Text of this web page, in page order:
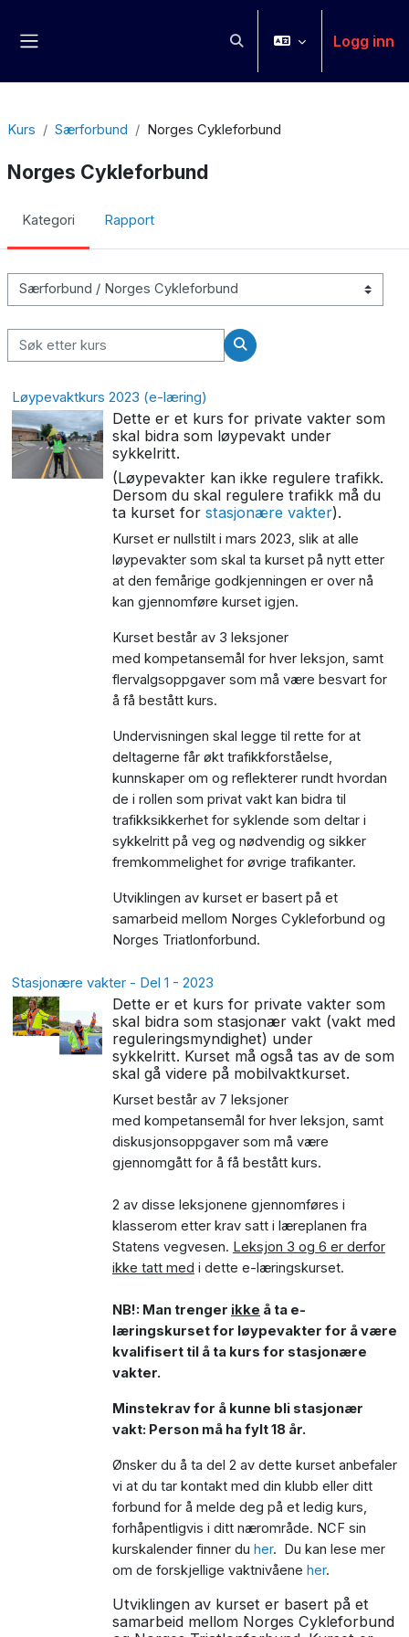
Veksle inndata for søkLogg inn
Kurs Særforbund Norges Cykleforbund
Norges Cykleforbund
Kategori Rapport
Kurskategorier
Søk etter kurs
Søk etter kurs
Løypevaktkurs 2023 (e-læring)
Dette er et kurs for private vakter som
skal bidra som løypevakt under
sykkelritt.
(Løypevakter kan ikke regulere trafikk.
Dersom du skal regulere trafikk må du
ta kurset for stasjonære vakter).
Kurset er nullstilt i mars 2023, slik at alle
løypevakter som skal ta kurset på nytt etter
at den femårige godkjenningen er over nå
kan gjennomføre kurset igjen.
Kurset består av 3 leksjoner
med kompetansemål for hver leksjon, samt
flervalgsoppgaver som må være besvart for
å få bestått kurs.
Undervisningen skal legge til rette for at
deltagerne får økt trafikkforståelse,
kunnskaper om og reflekterer rundt hvordan
de i rollen som privat vakt kan bidra til
trafikksikkerhet for syklende som deltar i
sykkelritt på veg og nødvendig og sikker
fremkommelighet for øvrige trafikanter.
Utviklingen av kurset er basert på et
samarbeid mellom Norges Cykleforbund og
Norges Triatlonforbund.
Stasjonære vakter - Del 1 - 2023
Dette er et kurs for private vakter som
skal bidra som stasjonær vakt (vakt med
reguleringsmyndighet) under
sykkelritt. Kurset må også tas av de som
skal gå videre på mobilvaktkurset.
Kurset består av 7 leksjoner
med kompetansemål for hver leksjon, samt
diskusjonsoppgaver som må være
gjennomgått for å få bestått kurs.
2 av disse leksjonene gjennomføres i
klasserom etter krav satt i læreplanen fra
Statens vegvesen. Leksjon 3 og 6 er derfor
ikke tatt med i dette e-læringskurset.
NB!: Man trenger ikke å ta e-
læringskurset for løypevakter for å være
kvalifisert til å ta kurs for stasjonære
vakter.
Minstekrav for å kunne bli stasjonær
vakt: Person må ha fylt 18 år.
Ønsker du å ta del 2 av dette kurset anbefaler
vi at du tar kontakt med din klubb eller ditt
forbund for å melde deg på et ledig kurs,
forhåpentligvis i ditt nærområde. NCF sin
kurskalender finner du her. Du kan lese mer
om de forskjellige vaktnivåene her.
Utviklingen av kurset er basert på et
samarbeid mellom Norges Cykleforbund